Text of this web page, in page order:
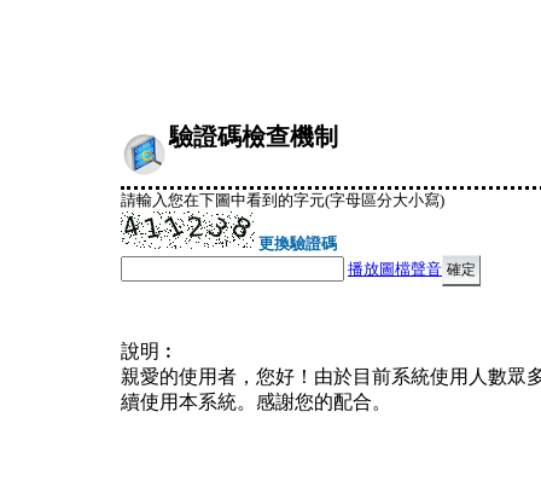
驗證碼檢查機制
請輸入您在下圖中看到的字元(字母區分大小寫)
更換驗證碼
播放圖檔聲音
說明︰
親愛的使用者，您好！由於目前系統使用人數眾
續使用本系統。感謝您的配合。